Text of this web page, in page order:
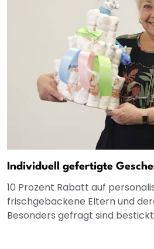
Individuell gefertigte
10 Prozent Rabatt auf
frischgebackene Eltern und
Besonders gefragt sind